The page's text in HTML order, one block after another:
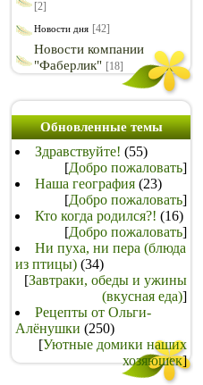
[2]
Новости дня [42]
Новости компании
"Фаберлик" [18]
Обновленные темы
Здравствуйте! (55)
[Добро пожаловать]
Наша география (23)
[Добро пожаловать]
Кто когда родился?! (16)
[Добро пожаловать]
Ни пуха, ни пера (блюда
из птицы) (34)
[Завтраки, обеды и ужины
(вкусная еда)]
Рецепты от Ольги-
Алёнушки (250)
[Уютные домики наших
хозяюшек]